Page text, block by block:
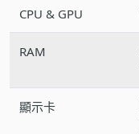
CPU & GPU
RAM
顯示卡